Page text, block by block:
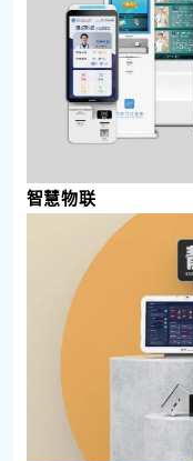
智慧物联